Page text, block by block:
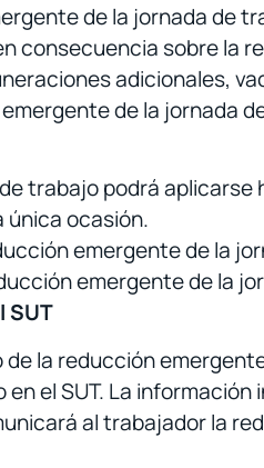
de la jornada de
consecuencia sobre la
adicionales,
de la jornada
trabajo podrá
única ocasión.
emergente de la
emergente de la
SUT
la reducción
el SUT. La
al trabajador la